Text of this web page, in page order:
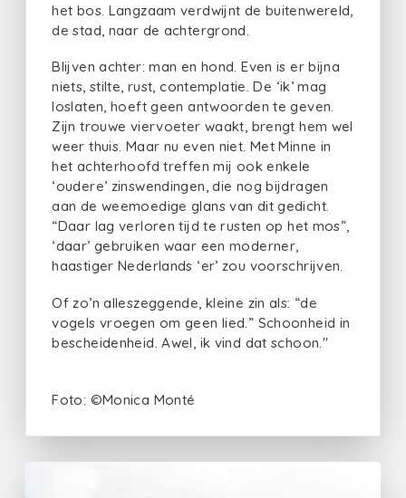
het bos. Langzaam verdwijnt de buitenwereld,
de stad, naar de achtergrond.
Blijven achter: man en hond. Even is er bijna
niets, stilte, rust, contemplatie. De ‘ik’ mag
loslaten, hoeft geen antwoorden te geven.
Zijn trouwe viervoeter waakt, brengt hem wel
weer thuis. Maar nu even niet. Met Minne in
het achterhoofd treffen mij ook enkele
‘oudere’ zinswendingen, die nog bijdragen
aan de weemoedige glans van dit gedicht.
“Daar lag verloren tijd te rusten op het mos”,
‘daar’ gebruiken waar een moderner,
haastiger Nederlands ‘er’ zou voorschrijven.
Of zo’n alleszeggende, kleine zin als: “de
vogels vroegen om geen lied.” Schoonheid in
bescheidenheid. Awel, ik vind dat schoon."
Foto: ©Monica Monté